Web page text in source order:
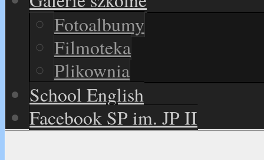
Fotoalbumy
Filmoteka
Plikownia
School English
Facebook SP im. JP II